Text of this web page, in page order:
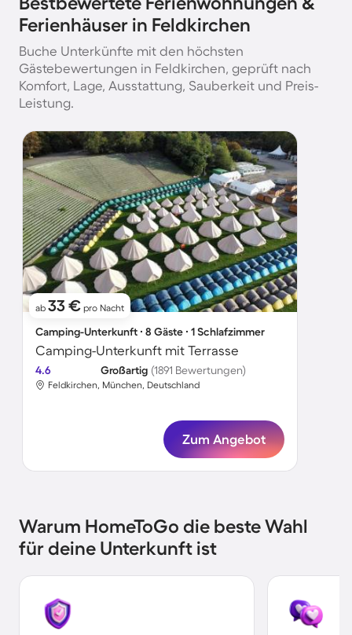
Ferienhäuser in Feldkirchen
Buche Unterkünfte mit den höchsten
Gästebewertungen in Feldkirchen, geprüft nach
Komfort, Lage, Ausstattung, Sauberkeit und Preis-
Leistung.
ab 33 € pro Nacht
Camping-Unterkunft ∙ 8 Gäste ∙ 1 Schlafzimmer
Camping-Unterkunft mit Terrasse
4.6 Großartig (1891 Bewertungen)
Feldkirchen, München, Deutschland
Zum Angebot
Warum HomeToGo die beste Wahl
für deine Unterkunft ist